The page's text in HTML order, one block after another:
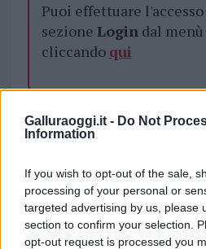
Galluraoggi.it - Do Not
Information
If you wish to opt-out of the sale,
processing of your personal or
targeted advertising by us, please
section to confirm your selection.
opt-out request is processed you
Puoi effettuare
sezione Logindal
cliccando qui
TEMI: Isola Bianca Olbia
Porto Di Olbia
Inviaci le
i tuoi video
Su
345 356 7512